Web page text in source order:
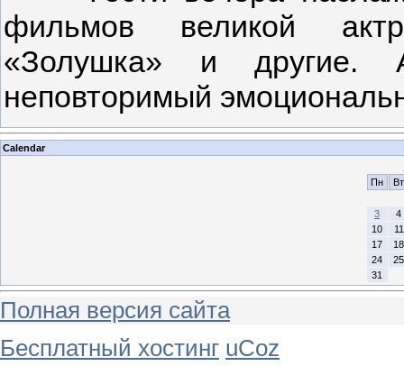
фильмов великой
«Золушка» и другие.
неповторимый
Calendar
Пн
Вт
3
4
10
11
17
18
24
25
31
Полная версия сайта
Бесплатный хостинг uCoz